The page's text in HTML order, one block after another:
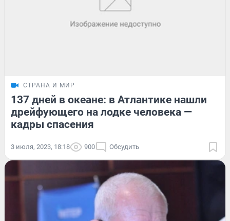
СТРАНА И МИР
137 дней в океане: в Атлантике нашли
дрейфующего на лодке человека —
кадры спасения
3 июля, 2023, 18:18 900 Обсудить